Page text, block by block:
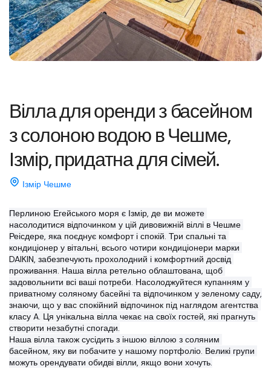
Вілла для оренди з басейном
з солоною водою в Чешме,
Ізмір, придатна для сімей.
Ізмір Чешме
Перлиною Егейського моря є Ізмір, де ви можете
насолодитися відпочинком у цій дивовижній віллі в Чешме
Реісдере, яка поєднує комфорт і спокій. Три спальні та
кондиціонер у вітальні, всього чотири кондиціонери марки
DAIKIN, забезпечують прохолодний і комфортний досвід
проживання. Наша вілла ретельно облаштована, щоб
задовольнити всі ваші потреби. Насолоджуйтеся купанням у
приватному соляному басейні та відпочинком у зеленому саду,
знаючи, що у вас спокійний відпочинок під наглядом агентства
класу A. Ця унікальна вілла чекає на своїх гостей, які прагнуть
створити незабутні спогади.
Наша вілла також сусідить з іншою віллою з соляним
басейном, яку ви побачите у нашому портфоліо. Великі групи
можуть орендувати обидві вілли, якщо вони хочуть.